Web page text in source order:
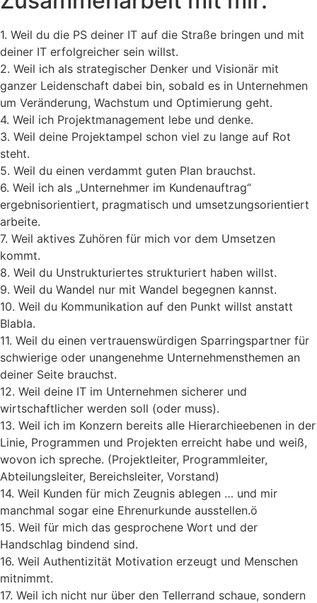
1. Weil du die PS deiner IT auf die Straße bringen und mit
deiner IT erfolgreicher sein willst.
2. Weil ich als strategischer Denker und Visionär mit
ganzer Leidenschaft dabei bin, sobald es in Unternehmen
um Veränderung, Wachstum und Optimierung geht.
4. Weil ich Projektmanagement lebe und denke.
3. Weil deine Projektampel schon viel zu lange auf Rot
steht.
5. Weil du einen verdammt guten Plan brauchst.
6. Weil ich als „Unternehmer im Kundenauftrag“
ergebnisorientiert, pragmatisch und umsetzungsorientiert
arbeite.
7. Weil aktives Zuhören für mich vor dem Umsetzen
kommt.
8. Weil du Unstrukturiertes strukturiert haben willst.
9. Weil du Wandel nur mit Wandel begegnen kannst.
10. Weil du Kommunikation auf den Punkt willst anstatt
Blabla.
11. Weil du einen vertrauenswürdigen Sparringspartner für
schwierige oder unangenehme Unternehmensthemen an
deiner Seite brauchst.
12. Weil deine IT im Unternehmen sicherer und
wirtschaftlicher werden soll (oder muss).
13. Weil ich im Konzern bereits alle Hierarchieebenen in der
Linie, Programmen und Projekten erreicht habe und weiß,
wovon ich spreche. (Projektleiter, Programmleiter,
Abteilungsleiter, Bereichsleiter, Vorstand)
14. Weil Kunden für mich Zeugnis ablegen … und mir
manchmal sogar eine Ehrenurkunde ausstellen.ö
15. Weil für mich das gesprochene Wort und der
Handschlag bindend sind.
16. Weil Authentizität Motivation erzeugt und Menschen
mitnimmt.
17. Weil ich nicht nur über den Tellerrand schaue, sondern